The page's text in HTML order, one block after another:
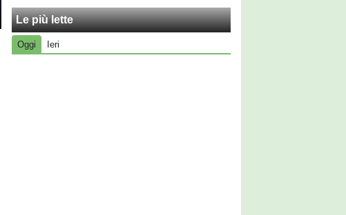
Le più lette
Oggi Ieri